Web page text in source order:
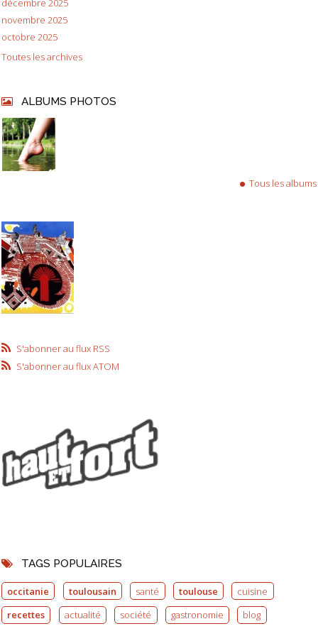
novembre 2025
octobre 2025
Toutes les archives
ALBUMS PHOTOS
Tous les albums
S'abonner au flux RSS
S'abonner au flux ATOM
TAGS POPULAIRES
occitanie toulousain santé toulouse
cuisine
recettes
actualité société gastronomie blog